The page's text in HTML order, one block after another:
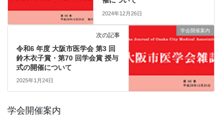
2024年12月26日
学会開催案内
次の記事
令和6 年度 大阪市医学会 第3 回
鈴木衣子賞・第70 回学会賞 授与
式の開催について
2025年1月24日
学会開催案内